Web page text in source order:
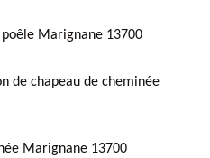
Marignane 13700
de chapeau de cheminée
Marignane 13700